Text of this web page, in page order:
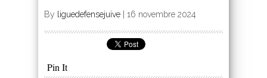
By liguedefensejuive 16 novembre 2024
Pin It